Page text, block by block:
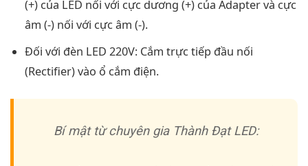
(+) của LED nối với cực dương (+) của Adapter và cực
âm (-) nối với cực âm (-).
Đối với đèn LED 220V: Cắm trực tiếp đầu nối
(Rectifier) vào ổ cắm điện.
Bí mật từ chuyên gia Thành Đạt LED: